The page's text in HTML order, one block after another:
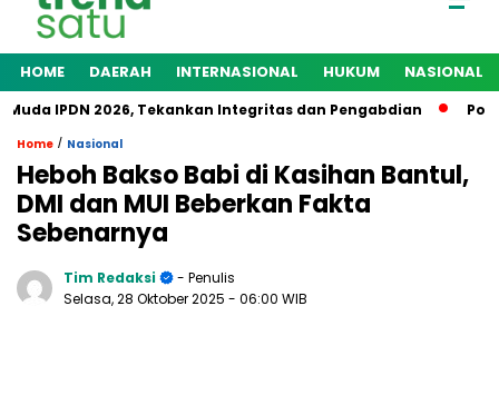
HOME DAERAH INTERNASIONAL HUKUM NASIONAL
IPDN 2026, Tekankan Integritas dan Pengabdian Polres
Home / Nasional
Heboh Bakso Babi di Kasihan Bantul,
DMI dan MUI Beberkan Fakta
Sebenarnya
Tim Redaksi
- Penulis
Selasa, 28 Oktober 2025 - 06:00 WIB